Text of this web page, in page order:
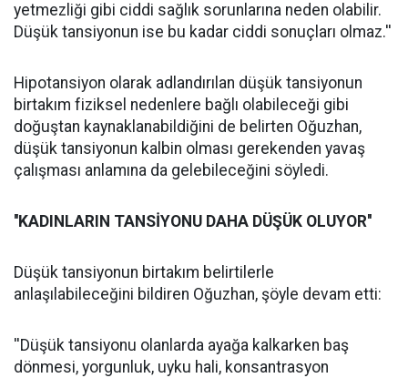
yetmezliği gibi ciddi sağlık sorunlarına neden olabilir.
Düşük tansiyonun ise bu kadar ciddi sonuçları olmaz.''
Hipotansiyon olarak adlandırılan düşük tansiyonun
birtakım fiziksel nedenlere bağlı olabileceği gibi
doğuştan kaynaklanabildiğini de belirten Oğuzhan,
düşük tansiyonun kalbin olması gerekenden yavaş
çalışması anlamına da gelebileceğini söyledi.
''KADINLARIN TANSİYONU DAHA DÜŞÜK OLUYOR''
Düşük tansiyonun birtakım belirtilerle
anlaşılabileceğini bildiren Oğuzhan, şöyle devam etti:
''Düşük tansiyonu olanlarda ayağa kalkarken baş
dönmesi, yorgunluk, uyku hali, konsantrasyon